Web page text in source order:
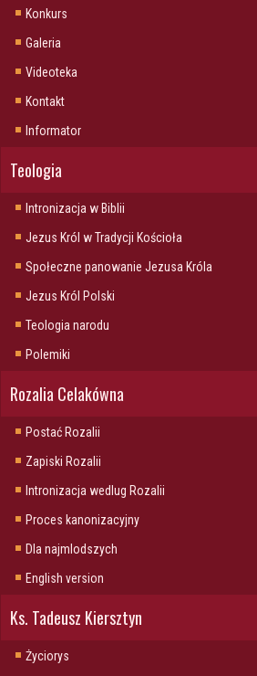
Konkurs
Galeria
Videoteka
Kontakt
Informator
Teologia
Intronizacja w Biblii
Jezus Król w Tradycji Kościoła
Społeczne panowanie Jezusa Króla
Jezus Król Polski
Teologia narodu
Polemiki
Rozalia Celakówna
Postać Rozalii
Zapiski Rozalii
Intronizacja wedlug Rozalii
Proces kanonizacyjny
Dla najmlodszych
English version
Ks. Tadeusz Kiersztyn
Życiorys